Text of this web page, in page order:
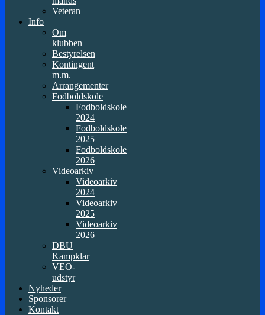
Veteran
Info
Om
klubben
Bestyrelsen
Kontingent
m.m.
Arrangementer
Fodboldskole
Fodboldskole
2024
Fodboldskole
2025
Fodboldskole
2026
Videoarkiv
Videoarkiv
2024
Videoarkiv
2025
Videoarkiv
2026
DBU
Kampklar
VEO-
udstyr
Nyheder
Sponsorer
Kontakt